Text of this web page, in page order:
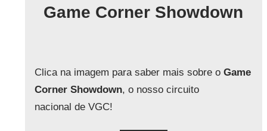
Game Corner Showdown
Clica na imagem para saber mais sobre oGame
Corner Showdown, o nosso circuito
nacional de VGC!